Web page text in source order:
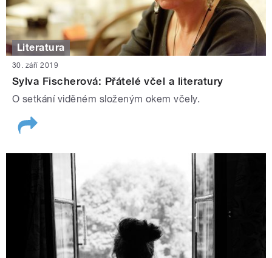
Literatura
30. září 2019
Sylva Fischerová: Přátelé včel a literatury
O setkání viděném složeným okem včely.